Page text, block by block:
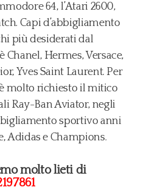
64, l’Atari 2600,
Capi d’abbigliamento
più desiderati dal
Hermes, Versace,
Yves Saint Laurent. Per
molto richiesto il mitico
Ray-Ban Aviator, negli
sportivo anni
Adidas e Champions.
molto lieti di